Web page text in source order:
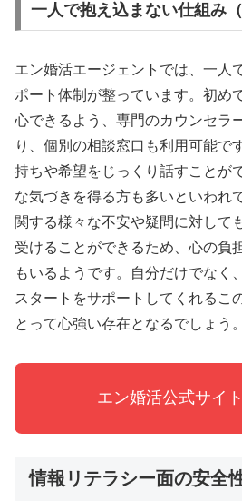
一人で抱え込まない仕組み
エン婚活エージェントでは、一人
ポート体制が整っています。初め
心できるよう、専門のカウンセラ
り、個別の相談窓口も利用可能で
持ちや希望をじっくり話すことが
な気づきを得る方も多いといわれ
関する様々な不安や疑問に対して
受けることができるため、心の負
もいるようです。自分だけでなく
スタートをサポートしてくれるこ
とって心強い存在となるでしょう。
エン婚活公式サイ
情報リテラシー面の安全